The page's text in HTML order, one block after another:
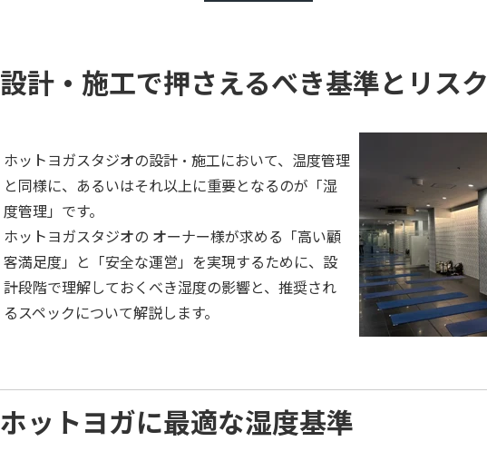
設計・施工で押さえるべき基準とリスク
ホットヨガスタジオの設計・施工において、温度管理
と同様に、あるいはそれ以上に重要となるのが「湿
度管理」です。
ホットヨガスタジオの オーナー様が求める「高い顧
客満足度」と「安全な運営」を実現するために、設
計段階で理解しておくべき湿度の影響と、推奨され
るスペックについて解説します。
ホットヨガに最適な湿度基準